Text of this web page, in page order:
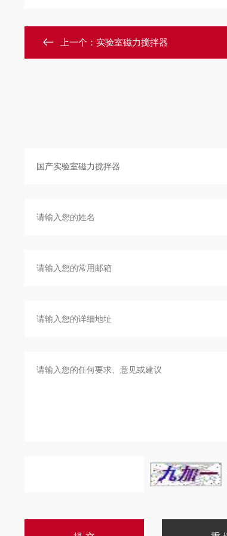
上一个： 实验室磁力搅拌器